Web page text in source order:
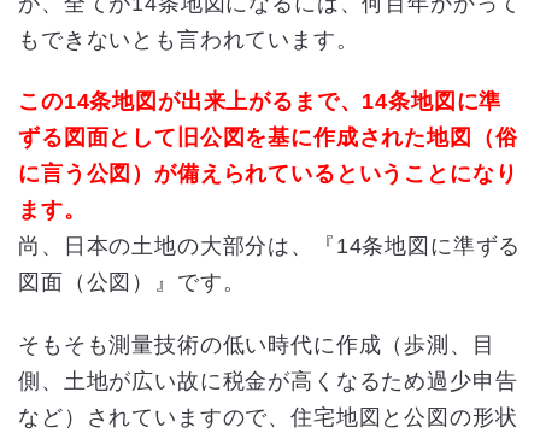
もできないとも言われています。
この14条地図が出来上がるまで、14条地図に準
ずる図面として旧公図を基に作成された地図（俗
に言う公図）が備えられているということになり
ます。
尚、日本の土地の大部分は、『14条地図に準ずる
図面（公図）』です。
そもそも測量技術の低い時代に作成（歩測、目
側、土地が広い故に税金が高くなるため過少申告
など）されていますので、住宅地図と公図の形状